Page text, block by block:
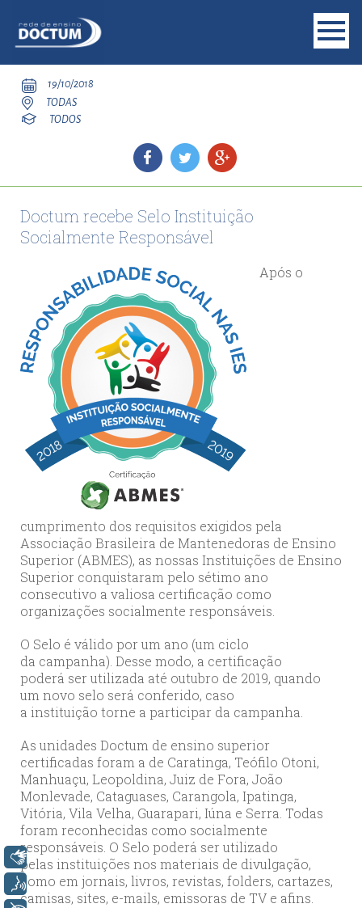
19/10/2018
TODAS
TODOS
Doctum recebe Selo Instituição
Socialmente Responsável
Após o
cumprimento dos requisitos exigidos pela
Associação Brasileira de Mantenedoras de Ensino
Superior (ABMES), as nossas Instituições de Ensino
Superior conquistaram pelo sétimo ano
consecutivo a valiosa certificação como
organizações socialmente responsáveis.
O Selo é válido por um ano (um ciclo
da campanha). Desse modo, a certificação
poderá ser utilizada até outubro de 2019, quando
um novo selo será conferido, caso
a instituição torne a participar da campanha.
As unidades Doctum de ensino superior
certificadas foram a de Caratinga, Teófilo Otoni,
Manhuaçu, Leopoldina, Juiz de Fora, João
Monlevade, Cataguases, Carangola, Ipatinga,
Vitória, Vila Velha, Guarapari, Iúna e Serra. Todas
foram reconhecidas como socialmente
responsáveis. O Selo poderá ser utilizado
pelas instituições nos materiais de divulgação,
como em jornais, livros, revistas, folders, cartazes,
camisas, sites, e-mails, emissoras de TV e afins.
Libras
Voz